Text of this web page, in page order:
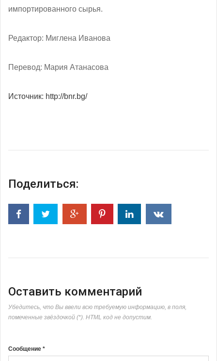
импортированного сырья.
Редактор: Миглена Иванова
Перевод: Мария Атанасова
Источник: http://bnr.bg/
Поделиться:
Оставить комментарий
Убедитесь, что Вы ввели всю требуемую информацию, в поля,
помеченные звёздочкой (*). HTML код не допустим.
Сообщение *